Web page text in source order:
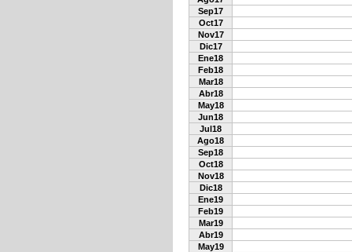
Sep17
Oct17
Nov17
Dic17
Ene18
Feb18
Mar18
Abr18
May18
Jun18
Jul18
Ago18
Sep18
Oct18
Nov18
Dic18
Ene19
Feb19
Mar19
Abr19
May19